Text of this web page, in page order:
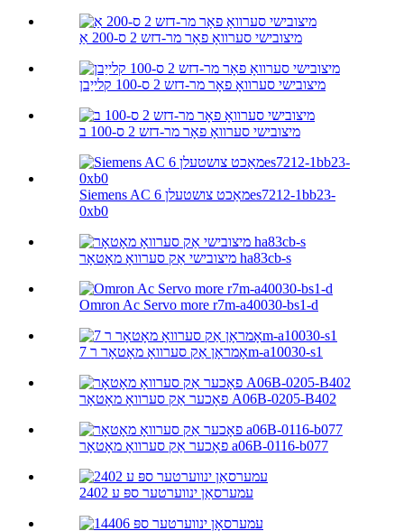
מיצובישי סערוואָ פאָר מר-דזש 2 ס-200 אַ
מיצובישי סערוואָ פאָר מר-דזש 2 ס-100 קלייַבן
מיצובישי סערוואָ פאָר מר-דזש 2 ס-100 ב
Siemens AC מאַכט צושטעלן 6es7212-1bb23-
0xb0
מיצובישי אַק סערוואָ מאָטאָר ha83cb-s
Omron Ac Servo more r7m-a40030-bs1-d
אָמראָן אַק סערוואָ מאָטאָר ר 7m-a10030-s1
פאָכער אַק סערוואָ מאָטאָר A06B-0205-B402
פאָכער אַק סערוואָ מאָטאָר a06B-0116-b077
עמערסאַן ינווערטער ספּ ע 2402